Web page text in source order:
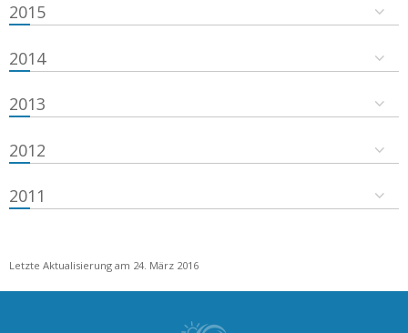
2015
2014
2013
2012
2011
Letzte Aktualisierung am 24. März 2016